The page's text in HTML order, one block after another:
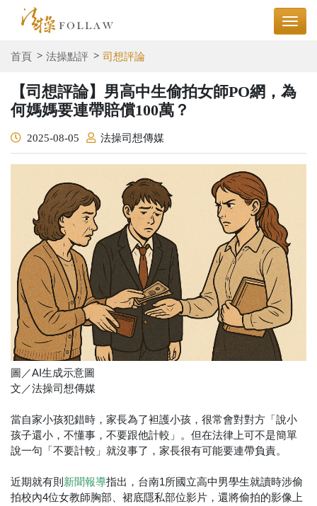
首頁 法操點評 司想評論
【司想評論】男高中生偷拍女師PO網，為
何媽媽要連帶賠償100萬？
2025-08-05 法操司想傳媒
圖／AI生成示意圖
文／法操司想傳媒
當自家小孩犯錯時，家長為了袒護小孩，很常會對對方「說小
孩子還小，不懂事，不要跟他計較」。但在法律上可不是簡單
說一句「不要計較」就沒事了，家長很有可能要連帶負責。
近期就有則 新聞報導指出，台南1所國立高中男學生就讀時涉偷
拍校內4位女教師胸部、裙底隱私部位影片，還將偷拍的影像上